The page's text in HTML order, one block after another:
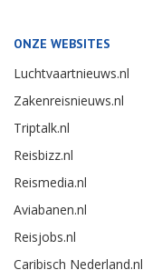
ONZE WEBSITES
Luchtvaartnieuws.nl
Zakenreisnieuws.nl
Triptalk.nl
Reisbizz.nl
Reismedia.nl
Aviabanen.nl
Reisjobs.nl
Caribisch Nederland.nl